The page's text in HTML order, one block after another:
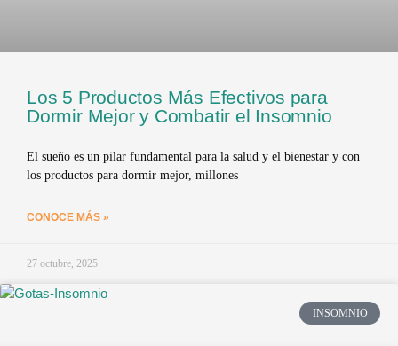
Los 5 Productos Más Efectivos para
Dormir Mejor y Combatir el Insomnio
El sueño es un pilar fundamental para la salud y el bienestar y con
los productos para dormir mejor, millones
CONOCE MÁS »
27 octubre, 2025
INSOMNIO